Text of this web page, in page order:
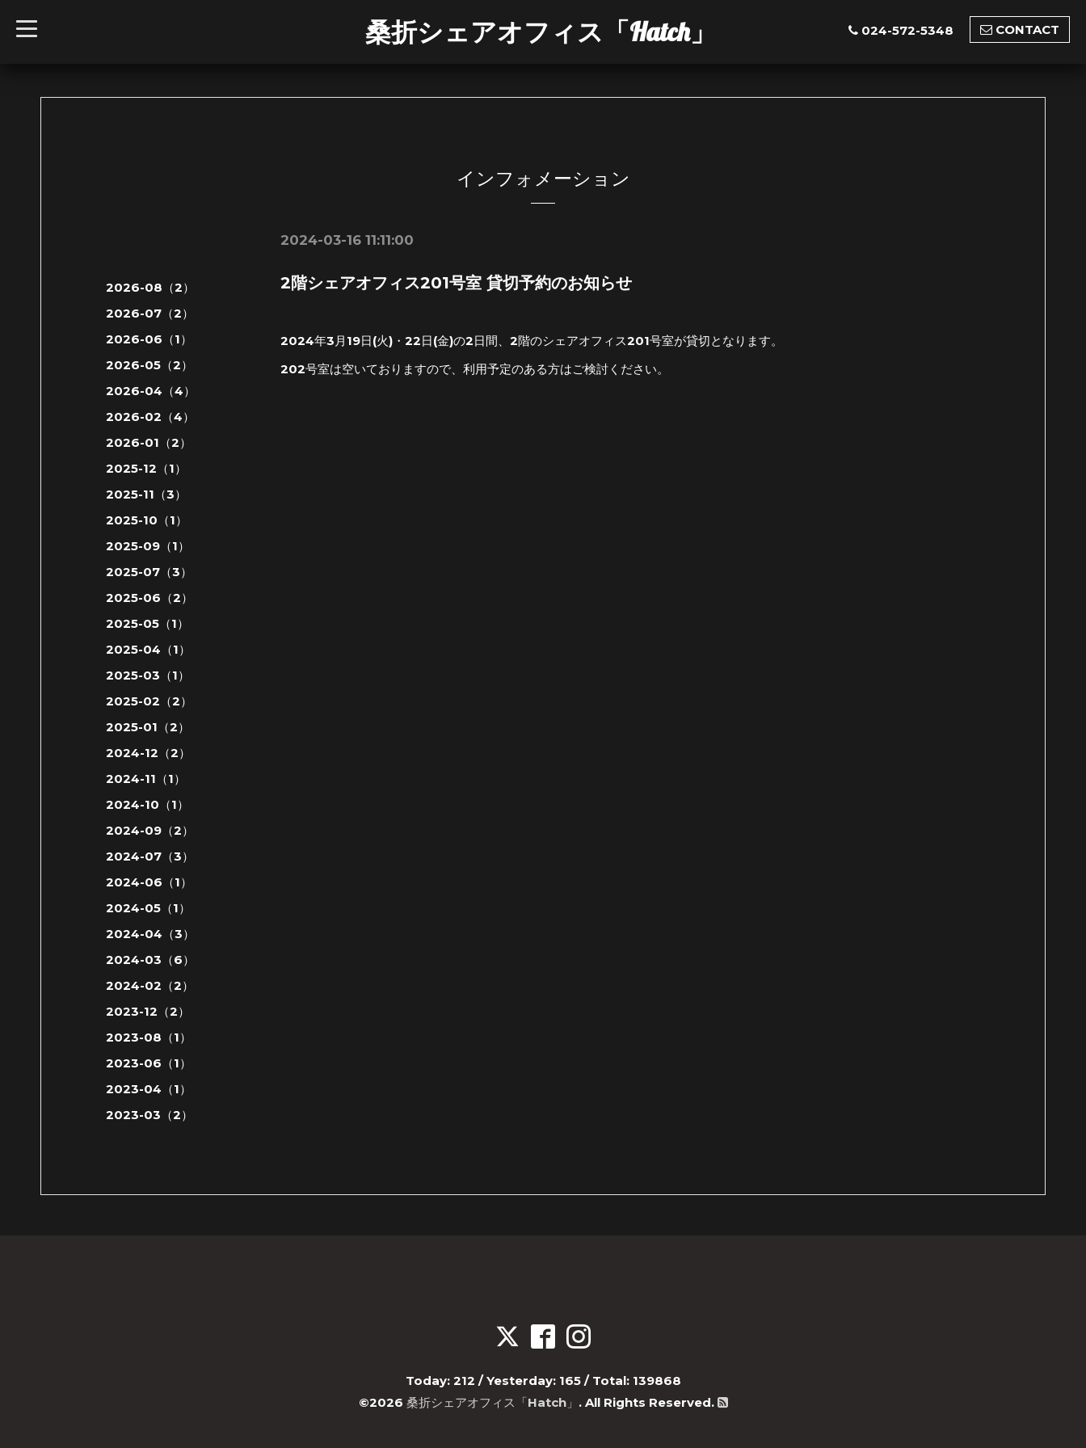
桑折シェアオフィス「Hatch」
t
o
024-572-5348 CONTACT
インフォメーション
2024-03-16 11:11:00
2階シェアオフィス201号室 貸切予約のお知らせ
2024年3月19日(火)・22日(金)の2日間、2階のシェアオフィス201号室が貸切となります。
202号室は空いておりますので、利用予定のある方はご検討ください。
2026-08（2）
2026-07（2）
2026-06（1）
2026-05（2）
2026-04（4）
2026-02（4）
2026-01（2）
2025-12（1）
2025-11（3）
2025-10（1）
2025-09（1）
2025-07（3）
2025-06（2）
2025-05（1）
2025-04（1）
2025-03（1）
2025-02（2）
2025-01（2）
2024-12（2）
2024-11（1）
2024-10（1）
2024-09（2）
2024-07（3）
2024-06（1）
2024-05（1）
2024-04（3）
2024-03（6）
2024-02（2）
2023-12（2）
2023-08（1）
2023-06（1）
2023-04（1）
2023-03（2）
Today: 212 / Yesterday: 165/ Total: 139868
©2026 桑折シェアオフィス「Hatch」 . All Rights Reserved.